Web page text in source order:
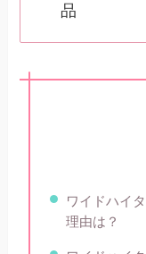
品
ワイドハイ
理由は？